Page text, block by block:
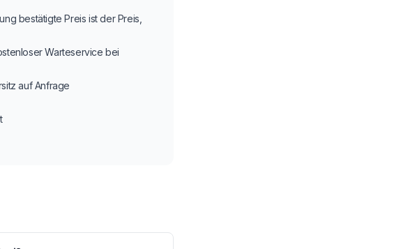
bestätigte Preis ist der Preis,
Warteservice bei
auf Anfrage